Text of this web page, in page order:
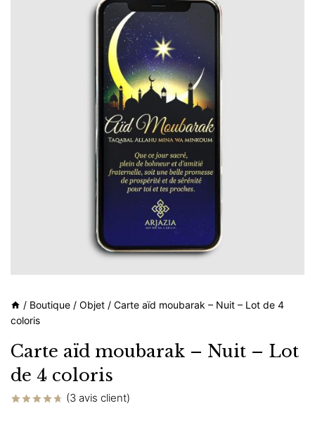
/ Boutique / Objet / Carte aïd moubarak – Nuit – Lot de 4
coloris
Carte aïd moubarak – Nuit – Lot
de 4 coloris
(3 avis client)